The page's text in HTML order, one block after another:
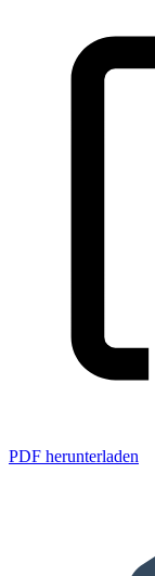
PDF herunterladen